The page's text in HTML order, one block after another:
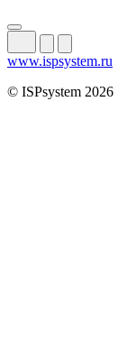
www.ispsystem.ru
© ISPsystem 2026